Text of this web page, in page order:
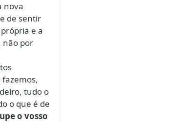
nova
de sentir
e a
não por
tudo o
o que é de
o vosso